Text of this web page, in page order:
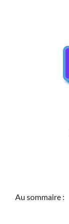
Au sommaire :